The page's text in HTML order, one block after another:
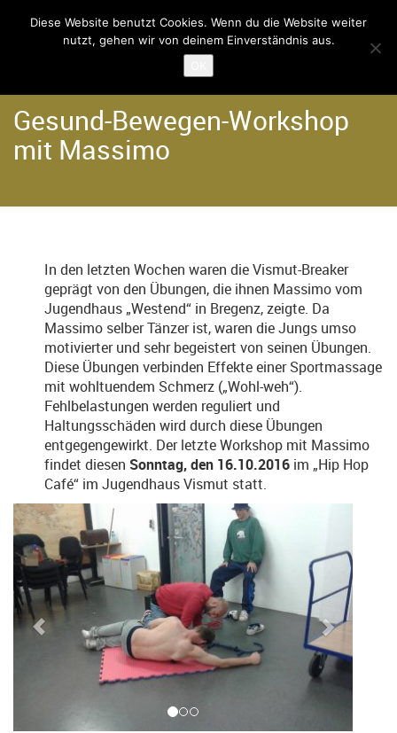
Der Verein
Gesund-Bewegen-Workshop
mit Massimo
In den letzten Wochen waren die Vismut-Breaker
geprägt von den Übungen, die ihnen Massimo vom
Jugendhaus „Westend“ in Bregenz, zeigte. Da
Massimo selber Tänzer ist, waren die Jungs umso
motivierter und sehr begeistert von seinen Übungen.
Diese Übungen verbinden Effekte einer Sportmassage
mit wohltuendem Schmerz („Wohl-weh“).
Fehlbelastungen werden reguliert und
Haltungsschäden wird durch diese Übungen
entgegengewirkt. Der letzte Workshop mit Massimo
findet diesen Sonntag, den 16.10.2016 im „Hip Hop
Café“ im Jugendhaus Vismut statt.
Diese Website benutzt Cookies. Wenn du die Website weiter
nutzt, gehen wir von deinem Einverständnis aus.